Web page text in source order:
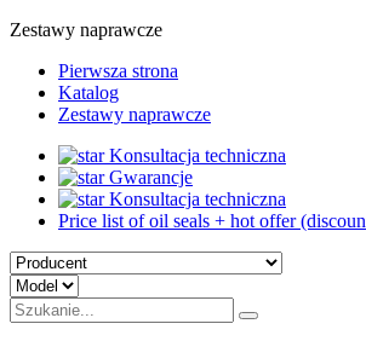
Zestawy naprawcze
Pierwsza strona
Katalog
Zestawy naprawcze
Konsultacja techniczna
Gwarancje
Konsultacja techniczna
Price list of oil seals + hot offer